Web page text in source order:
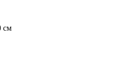
см